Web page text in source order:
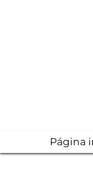
Página